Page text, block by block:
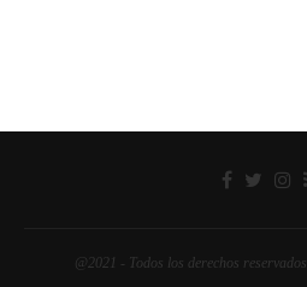
@2021 - Todos los derechos reservados.